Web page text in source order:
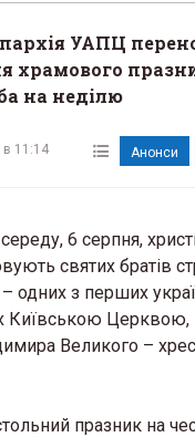
УАПЦ
храмового
на неділю
в 11:14 Анонси
6 серпня,
святих братів
– одних з перших
Київською
Великого –
празник на